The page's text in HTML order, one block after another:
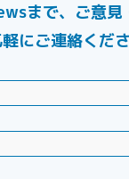
まで、ご意見
にご連絡くださ